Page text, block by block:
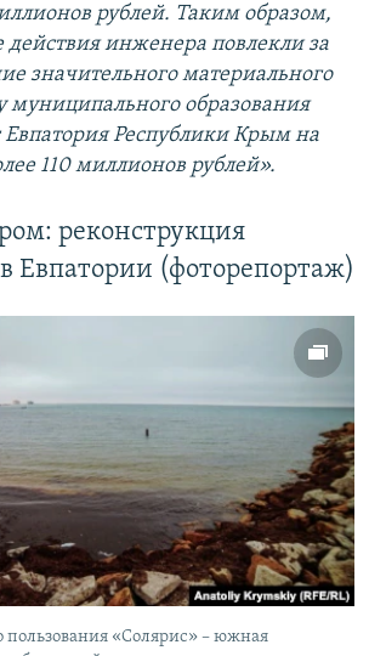
рублей. Таким образом,
инженера повлекли за
значительного материального
муниципального образования
Евпатория Республики Крым на
110 миллионов рублей».
реконструкция
Евпатории (фоторепортаж)
«Солярис» – южная